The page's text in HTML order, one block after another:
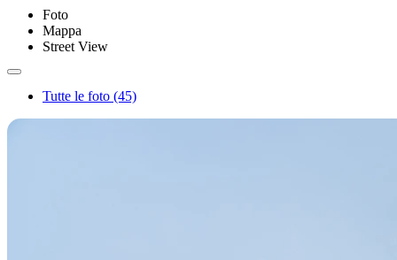
Foto
Mappa
Street View
Tutte le foto (45)